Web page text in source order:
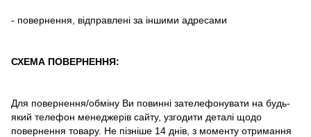
- повернення відправлені за іншими адресами
СХЕМА ПОВЕРНЕННЯ:
Для повернення/обміну Ви повинні зателефонувати на будь-
який телефон менеджерів сайту, узгодити деталі щодо
повернення товару. Не пізніше 14 днів, з моменту отримання